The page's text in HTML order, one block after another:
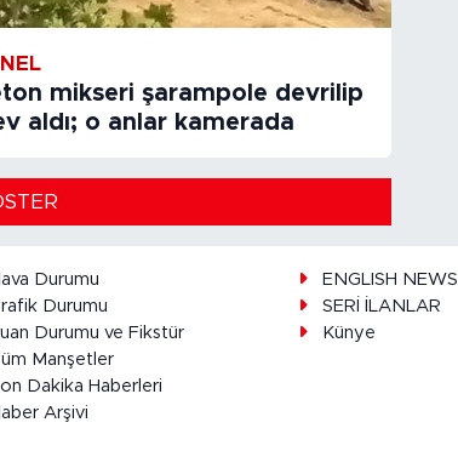
mikseri şarampole devrilip
aldı; o anlar kamerada
Durumu
Durumu
Durumu ve Fikstür
Manşetler
Dakika Haberleri
Arşivi
ENGLISH NEWS
SERİ İLANLAR
Künye